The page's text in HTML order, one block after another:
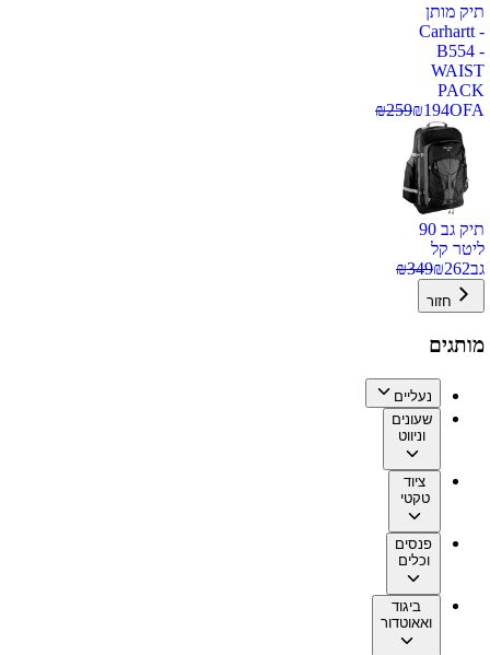
תיק מותן
Carhartt -
B554 -
WAIST
PACK
OFA
₪194
₪259
תיק גב 90
ליטר קל
גב
₪262
₪349
חזור
מותגים
נעליים
שעונים
וניווט
ציוד
טקטי
פנסים
וכלים
ביגוד
ואאוטדור